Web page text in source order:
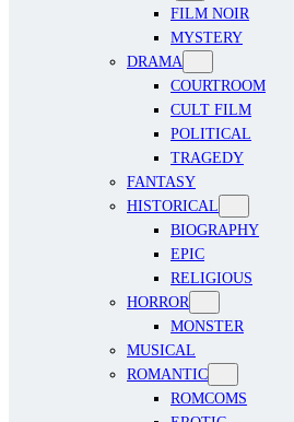
FILM NOIR
MYSTERY
DRAMA
COURTROOM
CULT FILM
POLITICAL
TRAGEDY
FANTASY
HISTORICAL
BIOGRAPHY
EPIC
RELIGIOUS
HORROR
MONSTER
MUSICAL
ROMANTIC
ROMCOMS